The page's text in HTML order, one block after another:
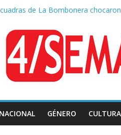
de La Bombonera
la muerte de Leandro Rud,
de la ley de propiedad
el juez Amarante calificó de
GÉNERO CULTURA